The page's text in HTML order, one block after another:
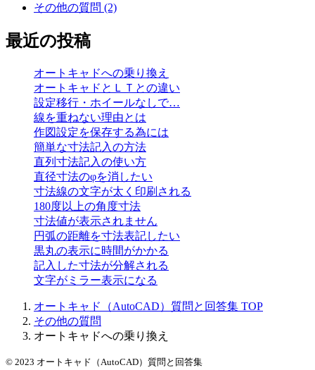
その他の質問 (2)
最近の投稿
オートキャドへの乗り換え
オートキャドとＬＴとの違い
設定移行・ホイールなしで…
線を重ねない理由とは
作図設定を保存する為には
簡単な寸法記入の方法
直列寸法記入の使い方
直径寸法のφを消したい
寸法線の文字が太く印刷される
180度以上の角度寸法
寸法値が表示されません
円弧の距離を寸法表記したい
黒丸の表示に時間がかかる
記入した寸法が分解される
文字がミラー表示になる
オートキャド（AutoCAD）質問と回答集 TOP
その他の質問
オートキャドへの乗り換え
© 2023 オートキャド（AutoCAD）質問と回答集